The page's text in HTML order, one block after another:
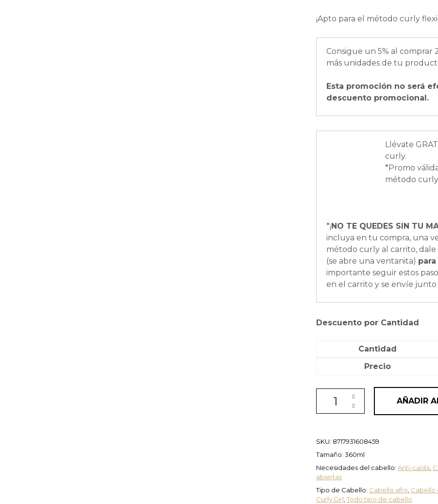
¡Apto para el método curly
Consigue un 5% al comprar
más unidades de tu
Esta promoción no será
descuento promocional.
Llévate
curly.
*Promo
método
*¡ NO TE QUEDES SIN TU
incluya en tu compra, una
método curly al carrito, dale
(se abre una ventanita)
importante seguir estos
en el carrito y se envíe
Descuento por Cantidad
Cantidad
Precio
Champú fortalecedor y
AÑADIR
SKU: 8717931608459
Tamaño: 360ml
Necesidades del cabello: Anti-caída,
abiertas
Tipo de Cabello: Cabello afro, Cabello
Curly Girl,Todo tipo de cabello